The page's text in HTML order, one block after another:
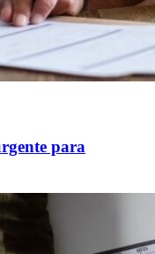
para